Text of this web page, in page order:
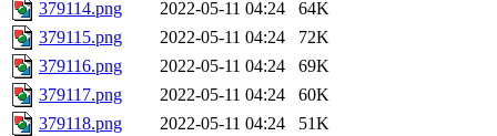
379114.png
2022-05-11 04:24
64K
379115.png
2022-05-11 04:24
72K
379116.png
2022-05-11 04:24
69K
379117.png
2022-05-11 04:24
60K
379118.png
2022-05-11 04:24
51K